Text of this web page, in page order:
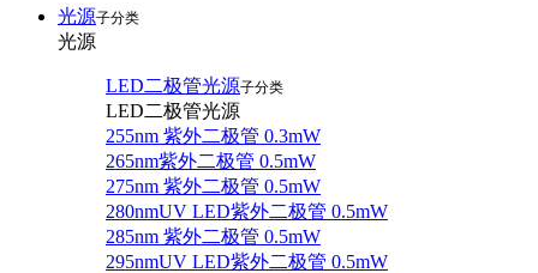
光源子分类
光源
LED二极管光源子分类
LED二极管光源
255nm 紫外二极管 0.3mW
265nm紫外二极管 0.5mW
275nm 紫外二极管 0.5mW
280nmUV LED紫外二极管 0.5mW
285nm 紫外二极管 0.5mW
295nmUV LED紫外二极管 0.5mW